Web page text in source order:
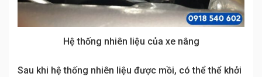
Hệ thống nhiên liệu của xe nâng
Sau khi hệ thống nhiên liệu được mồi, có thể thể khởi